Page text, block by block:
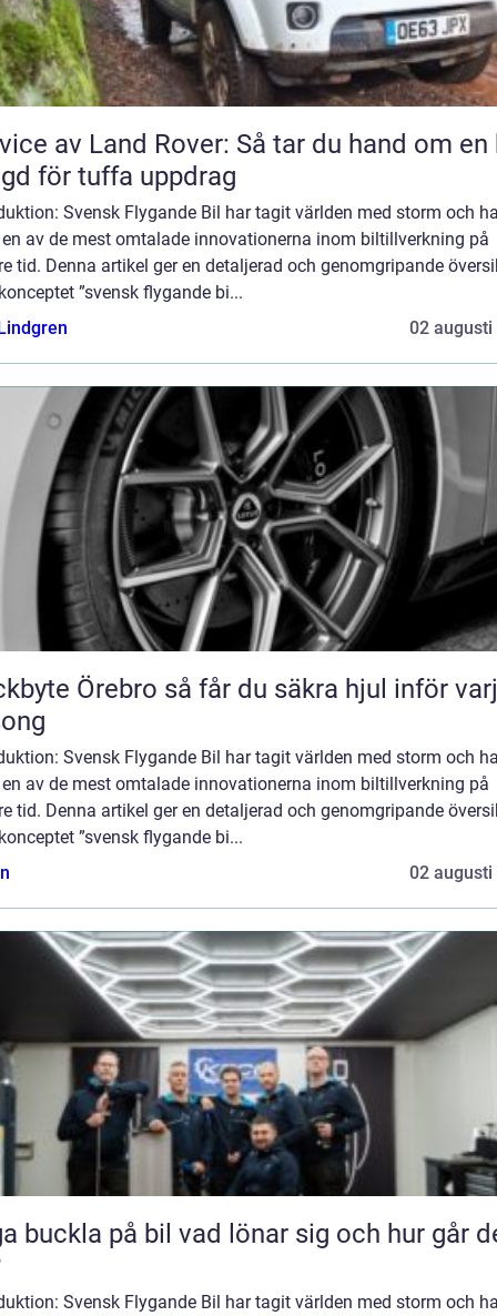
av Land Rover: Så tar du hand om en
för tuffa uppdrag
Svensk Flygande Bil har tagit världen med storm och
av de mest omtalade innovationerna inom biltillverkning på
tid. Denna artikel ger en detaljerad och genomgripande
”svensk flygande bi...
02 augusti
så får du säkra hjul inför varje
Svensk Flygande Bil har tagit världen med storm och
av de mest omtalade innovationerna inom biltillverkning på
tid. Denna artikel ger en detaljerad och genomgripande
”svensk flygande bi...
02 augusti
på bil vad lönar sig och hur går det
Svensk Flygande Bil har tagit världen med storm och